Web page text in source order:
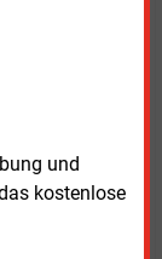
und
kostenlose
im Jahr
Hochlauf
werden
Beleg für
gute